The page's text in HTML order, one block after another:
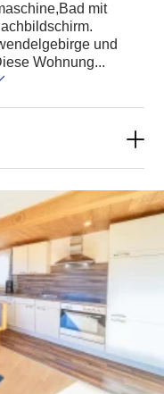
mit
und
Wohnung...